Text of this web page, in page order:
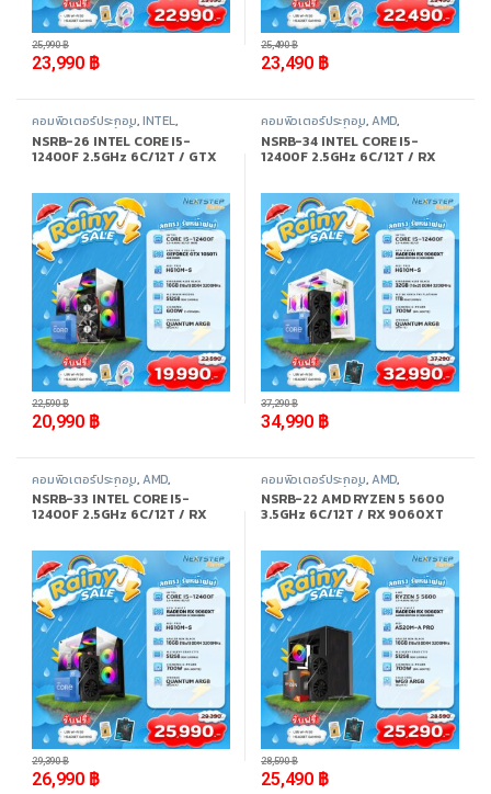
-8%
23,990 ฿
25,990฿
-8%
23,490 ฿
25,490฿
คอมพิวเตอร์ประกอบ,INTEL,
สินค้าทั้งหมด
NSRB-26 INTEL CORE I5-
12400F 2.5GHz 6C/12T / GTX
-7%
20,990 ฿
22,590฿
คอมพิวเตอร์ประกอบ,AMD,
สินค้าทั้งหมด
NSRB-34 INTEL CORE I5-
12400F 2.5GHz 6C/12T / RX
-6%
34,990 ฿
37,290฿
คอมพิวเตอร์ประกอบ,AMD,
Promotion ,สินค้าทั้งหมด
NSRB-33 INTEL CORE I5-
12400F 2.5GHz 6C/12T / RX
-8%
26,990 ฿
29,390฿
คอมพิวเตอร์ประกอบ,AMD,
Promotion ,สินค้าทั้งหมด
NSRB-22 AMD RYZEN 5 5600
3.5GHz 6C/12T / RX 9060XT
-11%
25,490 ฿
28,590฿